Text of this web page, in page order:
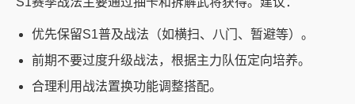
优先保留S1普及战法（如横扫、八门、暂避等）。
前期不要过度升级战法，根据主力队伍定向培养。
合理利用战法置换功能调整搭配。